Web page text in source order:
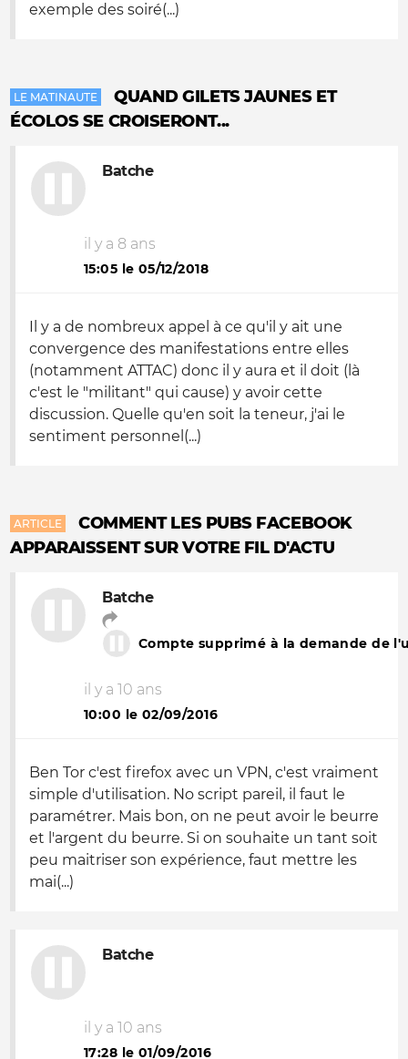
exemple des soiré(...)
LE MATINAUTE
QUAND GILETS JAUNES ET
ÉCOLOS SE CROISERONT...
Batche
il y a 8 ans
15:05 le 05/12/2018
Il y a de nombreux appel à ce qu'il y ait une
convergence des manifestations entre elles
(notamment ATTAC) donc il y aura et il doit (là
c'est le "militant" qui cause) y avoir cette
discussion. Quelle qu'en soit la teneur, j'ai le
sentiment personnel(...)
ARTICLE
COMMENT LES PUBS FACEBOOK
APPARAISSENT SUR VOTRE FIL D'ACTU
Batche
Compte supprimé à la demande de
il y a 10 ans
10:00 le 02/09/2016
Ben Tor c'est firefox avec un VPN, c'est vraiment
simple d'utilisation. No script pareil, il faut le
paramétrer. Mais bon, on ne peut avoir le beurre
et l'argent du beurre. Si on souhaite un tant soit
peu maitriser son expérience, faut mettre les
mai(...)
Batche
il y a 10 ans
17:28 le 01/09/2016